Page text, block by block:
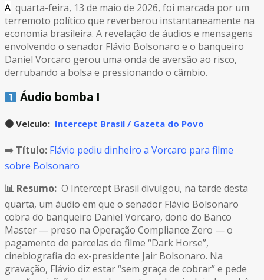
A quarta-feira, 13 de maio de 2026, foi marcada por um
terremoto político que reverberou instantaneamente na
economia brasileira. A revelação de áudios e mensagens
envolvendo o senador Flávio Bolsonaro e o banqueiro
Daniel Vorcaro gerou uma onda de aversão ao risco,
derrubando a bolsa e pressionando o câmbio.
Áudio bomba I
🟠 Veículo: Intercept Brasil / Gazeta do Povo
➡️ Título: Flávio pediu dinheiro a Vorcaro para filme
sobre Bolsonaro
📊 Resumo: O Intercept Brasil divulgou, na tarde desta
quarta, um áudio em que o senador Flávio Bolsonaro
cobra do banqueiro Daniel Vorcaro, dono do Banco
Master — preso na Operação Compliance Zero — o
pagamento de parcelas do filme “Dark Horse”,
cinebiografia do ex-presidente Jair Bolsonaro. Na
gravação, Flávio diz estar “sem graça de cobrar” e pede